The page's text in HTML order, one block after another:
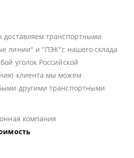
транспортными
линии" и "ПЭК"с нашего склада
уголок Российской
клиента мы можем
другими транспортными
компания